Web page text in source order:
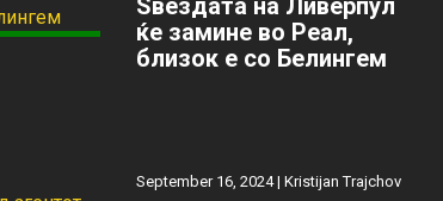
ќе замине во Реал,
близок е со Белингем
September 16, 2024 | Kristijan Trajchov